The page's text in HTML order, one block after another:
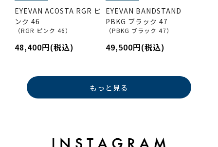
EYEVAN ACOSTA RGR ピ
ンク 46
（RGR ピンク 46）
48,400円(税込)
EYEVAN BANDSTAND
PBKG ブラック 47
（PBKG ブラック 47）
49,500円(税込)
もっと見る